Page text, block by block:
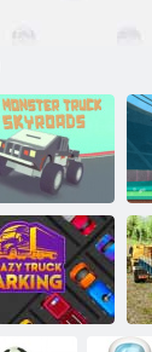
3D תצלפמ
תיאשמ